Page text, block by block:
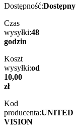
Dostępność:Dostępny
Czas
wysyłki:48
godzin
Koszt
wysyłki:od
10,00
zł
Kod
producenta:UNITED
VISION